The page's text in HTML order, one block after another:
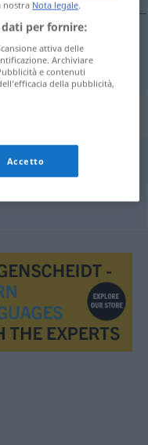
nostra Nota legale.
per fornire:
attiva delle
Archiviare
e contenuti
della pubblicità,
Accetto